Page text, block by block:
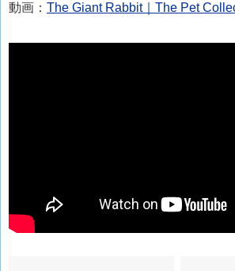
動画： The Giant Rabbit｜The Pet